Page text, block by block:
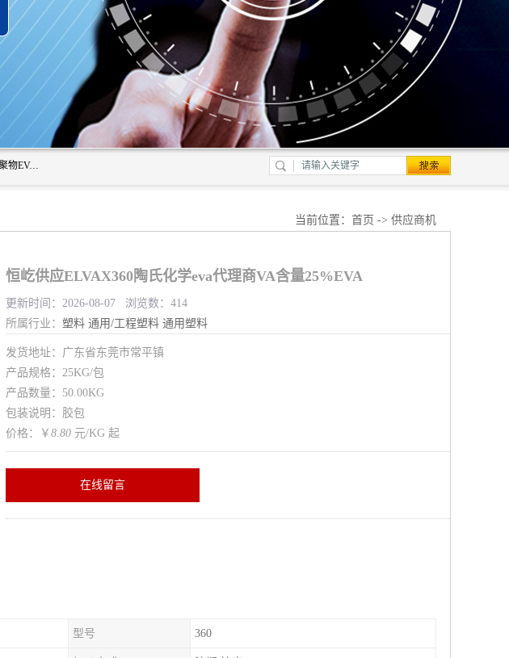
东莞市恒屹国际贸易有限公司（简称：恒屹国际）是一家石化原料综合营销服务商，主营产品乙烯-醋酸乙烯共聚物EVA、聚酰胺PA（尼龙）、醚酯型热塑弹性体TPEE等，公司秉承以市场为导向的战略思想，致力于大宗石化原料在中国市场的营销服务业务，为客户提供一站式的全面服务。
当前位置： 首页 -> 供应商机
恒屹供应ELVAX360陶氏化学eva代理商VA含量25%EVA
更新时间：2026-08-07 浏览数：414
所属行业： 塑料 通用/工程塑料 通用塑料
发货地址：广东省东莞市常平镇
产品规格：25KG/包
产品数量：50.00KG
包装说明：胶包
价格：￥ 8.80 元/KG 起
在线留言
型号 360